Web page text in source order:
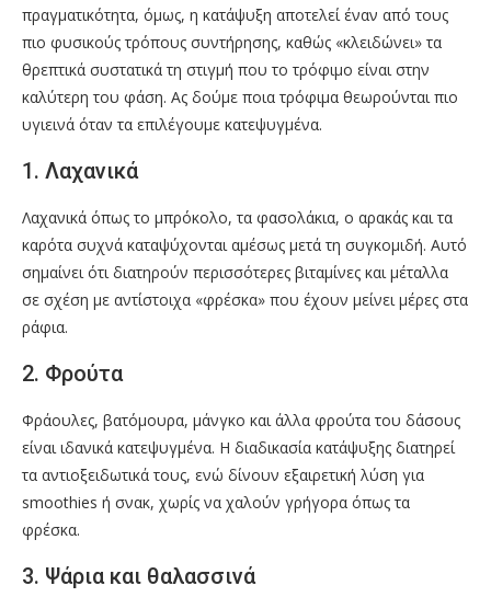
πραγματικότητα, όμως, η κατάψυξη αποτελεί έναν από τους
πιο φυσικούς τρόπους συντήρησης, καθώς «κλειδώνει» τα
θρεπτικά συστατικά τη στιγμή που το τρόφιμο είναι στην
καλύτερη του φάση. Ας δούμε ποια τρόφιμα θεωρούνται πιο
υγιεινά όταν τα επιλέγουμε κατεψυγμένα.
1. Λαχανικά
Λαχανικά όπως το μπρόκολο, τα φασολάκια, ο αρακάς και τα
καρότα συχνά καταψύχονται αμέσως μετά τη συγκομιδή. Αυτό
σημαίνει ότι διατηρούν περισσότερες βιταμίνες και μέταλλα
σε σχέση με αντίστοιχα «φρέσκα» που έχουν μείνει μέρες στα
ράφια.
2. Φρούτα
Φράουλες, βατόμουρα, μάνγκο και άλλα φρούτα του δάσους
είναι ιδανικά κατεψυγμένα. Η διαδικασία κατάψυξης διατηρεί
τα αντιοξειδωτικά τους, ενώ δίνουν εξαιρετική λύση για
smoothies ή σνακ, χωρίς να χαλούν γρήγορα όπως τα
φρέσκα.
3. Ψάρια και θαλασσινά